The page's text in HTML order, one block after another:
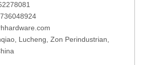
Lucheng, Zon Perindustrian,